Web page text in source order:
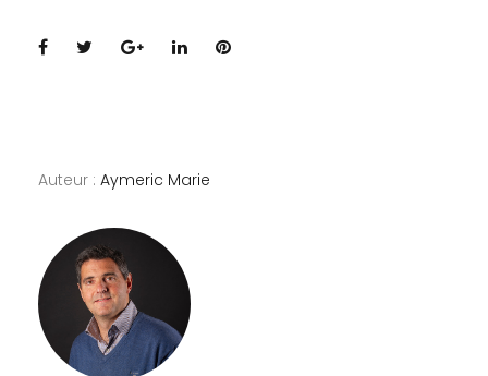
Facebook
TwitterGoogle+
LinkedInPinterest
Auteur : Aymeric Marie